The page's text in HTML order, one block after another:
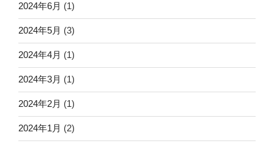
2024年6月 (1)
2024年5月 (3)
2024年4月 (1)
2024年3月 (1)
2024年2月 (1)
2024年1月 (2)